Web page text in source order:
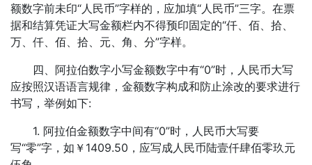
额数字前未印“人民币”字样的，应加填“人民币”三字。在票
据和结算凭证大写金额栏内不得预印固定的“仟、佰、拾、
万、仟、佰、拾、元、角、分”字样。
四、阿拉伯数字小写金额数字中有“0”时，人民币大写
应按照汉语语言规律，金额数字构成和防止涂改的要求进行
书写，举例如下:
1. 阿拉伯金额数字中间有“0”时，人民币大写要
写“零”字，如￥1409.50，应写成人民币陆壹仟肆佰零玖元